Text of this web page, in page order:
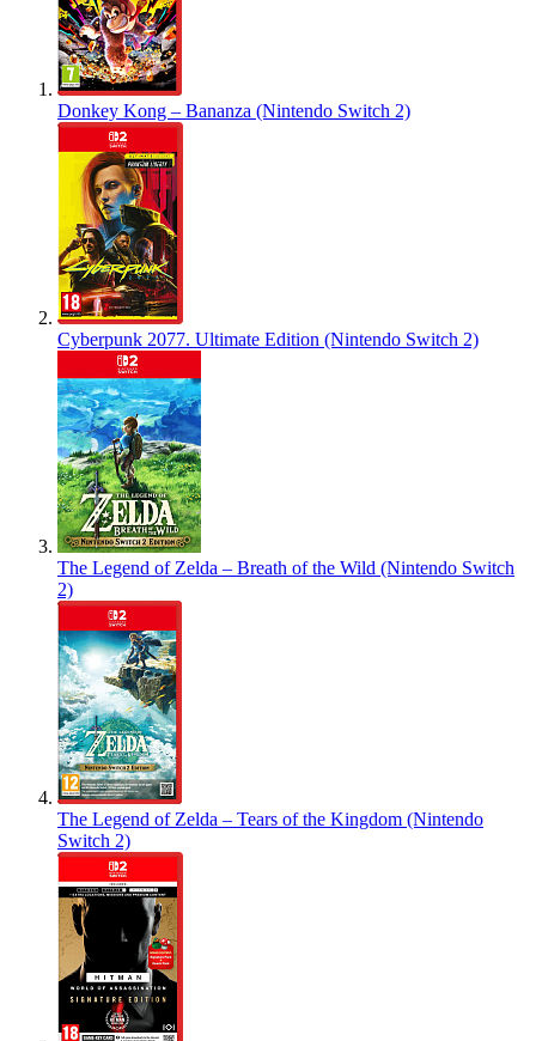
Donkey Kong – Bananza (Nintendo Switch 2)
Cyberpunk 2077. Ultimate Edition (Nintendo Switch 2)
The Legend of Zelda – Breath of the Wild (Nintendo Switch
2)
The Legend of Zelda – Tears of the Kingdom (Nintendo
Switch 2)